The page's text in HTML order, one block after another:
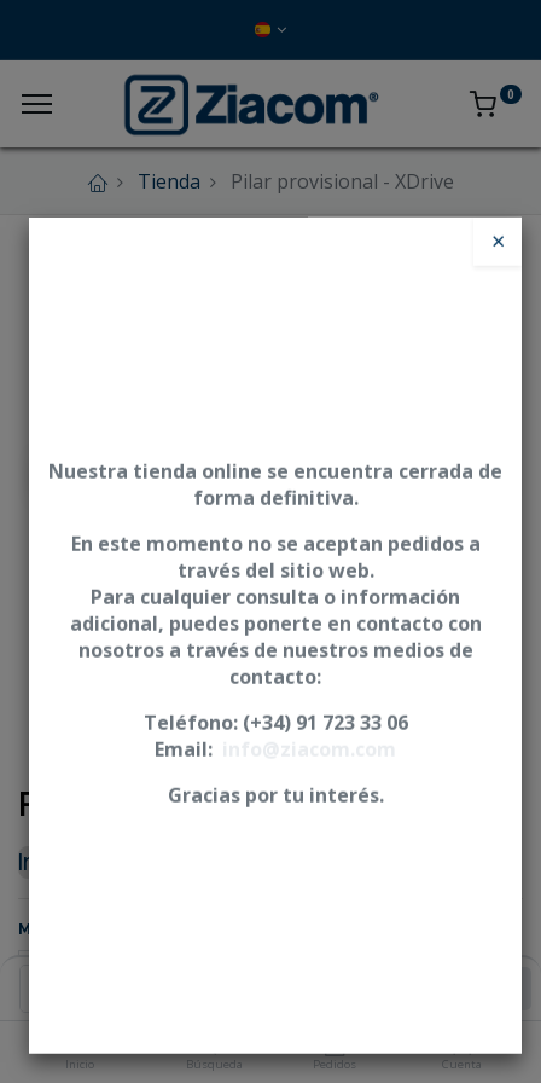
Inicio Búsqueda Pedidos Cuenta
0
Tienda Pilar provisional - XDrive
Pilar provisional - XDrive
Iniciar sesión
MATERIAL
×
Nuestra tienda online se encuentra cerrada de
forma definitiva.
En este momento no se aceptan pedidos a
través del sitio web.
Para cualquier consulta o información
adicional, puedes ponerte en contacto con
nosotros a través de nuestros medios de
contacto:
Teléfono: (+34) 91 723 33 06
Email:
Gracias por tu interés.